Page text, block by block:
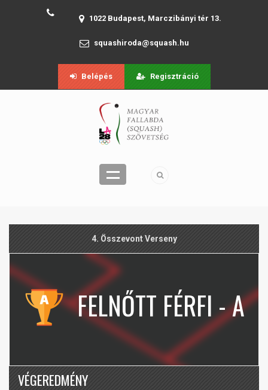
1022 Budapest, Marczibányi tér 13.
squashiroda@squash.hu
Belépés Regisztráció
4. Összevont Verseny
FELNŐTT FÉRFI - A
VÉGEREDMÉNY